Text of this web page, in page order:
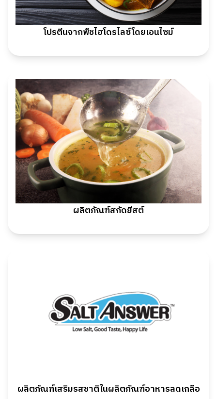
โปรตีนจากพืชไฮโดรไลซ์โดยเอนไซม์
ผลิตภัณฑ์สกัดยีสต์
ผลิตภัณฑ์เสริมรสชาติในผลิตภัณฑ์อาหารลดเกลือ